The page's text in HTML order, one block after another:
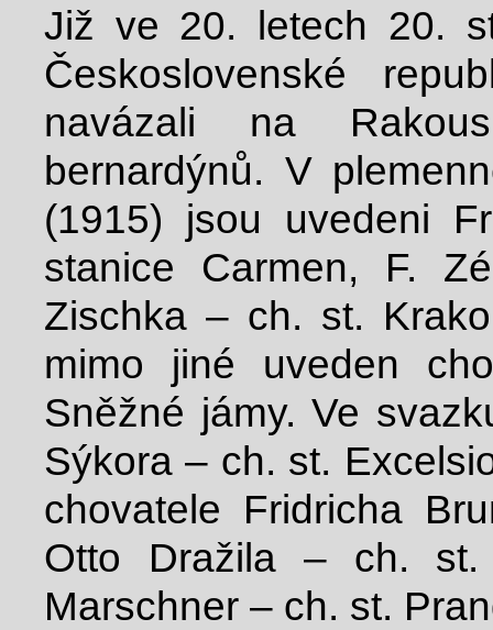
Již ve 20. letech 20.
Československé
navázali na
bernardýnů. V
(1915) jsou uvedeni
stanice Carmen, F.
Zischka – ch. st.
mimo jiné uveden
Sněžné jámy. Ve
Sýkora – ch. st.
chovatele Fridricha
Otto Dražila – ch. st.
Marschner – ch. st.